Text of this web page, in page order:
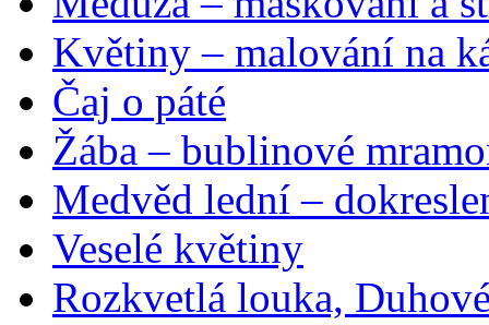
Květiny – malování na
Čaj o páté
Žába – bublinové
Medvěd lední –
Veselé květiny
Rozkvetlá louka,